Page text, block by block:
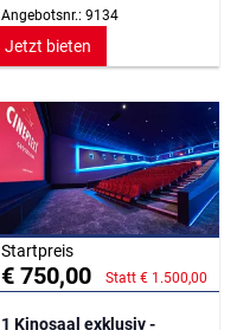
Angebotsnr.: 9134
Jetzt bieten
Startpreis
€ 750,00 Statt € 1.500,00
1 Kinosaal exklusiv -